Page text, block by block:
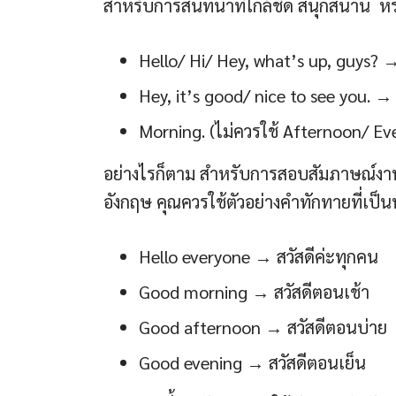
สำหรับการสนทนาที่ใกล้ชิด สนุกสนาน ห
Hello/ Hi/ Hey, what’s up, guys?
Hey, it’s good/ nice to see you.
Morning. (ไม่ควรใช้ Afternoon/
อย่างไรก็ตาม สำหรับการสอบสัมภาษณ์
อังกฤษ คุณควรใช้ตัวอย่างคำทักทายที่เป็น
Hello everyone → สวัสดีค่ะทุกคน
Good morning → สวัสดีตอนเช้า
Good afternoon → สวัสดีตอนบ่าย
Good evening → สวัสดีตอนเย็น